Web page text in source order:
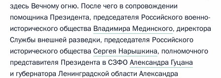
здесь Вечному огню. После чего в сопровождении
помощника Президента, председателя Российского военно-
исторического общества Владимира Мединского, директора
Службы внешней разведки, председателя Российского
исторического общества Сергея Нарышкина, полномочного
представителя Президента в СЗФО Александра Гуцана
и губернатора Ленинградской области Александра